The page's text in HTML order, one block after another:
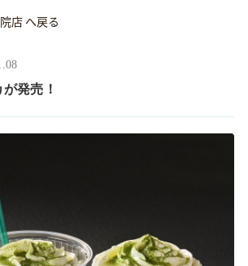
店 へ戻る
発売！